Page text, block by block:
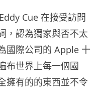
Cue 在接受訪問
，認為獨家與否不太
國際公司的 Apple 十
布世界上每一個國
擁有的的東西並不令